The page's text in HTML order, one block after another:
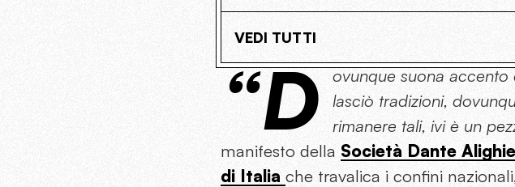
VEDI TUTTI
“D
ovunque suona accento
lasciò tradizioni,
rimanere tali, ivi è un
manifesto della Società Dante
di Italia che travalica i confini